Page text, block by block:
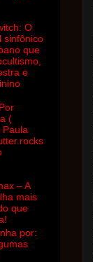
O
sinfônico
que
e
(
Paula
– A
mais
que
por: